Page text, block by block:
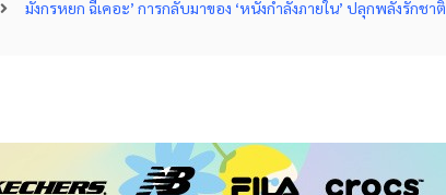
มังกรหยก ฉีเคอะ’ การกลับมาของ ‘หนังกำลังภายใน’ ปลุกพลังรักชาติ